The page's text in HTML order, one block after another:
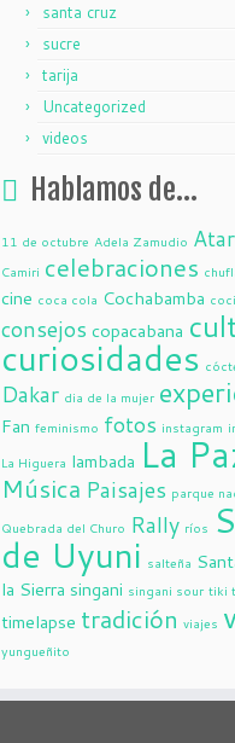
santa cruz
sucre
tarija
Uncategorized
videos
Hablamos de…
11 de octubre Adela Zamudio
Camiri celebraciones
cine coca cola Cochabamba
consejos copacabana
curiosidades
Dakar dia de la mujer
Fan feminismo fotos instagram
La Higuera lambada La
Música Paisajes parque
Quebrada del Churo Rally ríos
de Uyuni salteña
la Sierra singani singani sour tiki
timelapse tradición viajes
yungueñito